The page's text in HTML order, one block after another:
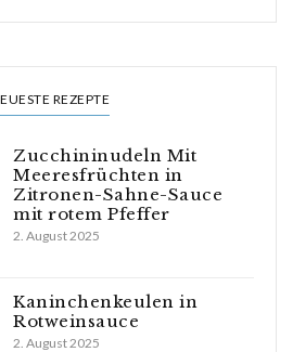
REZEPTE
Zucchininudeln Mit
Meeresfrüchten in
Zitronen-Sahne-Sauce
mit rotem Pfeffer
2. August 2025
Kaninchenkeulen in
Rotweinsauce
2. August 2025